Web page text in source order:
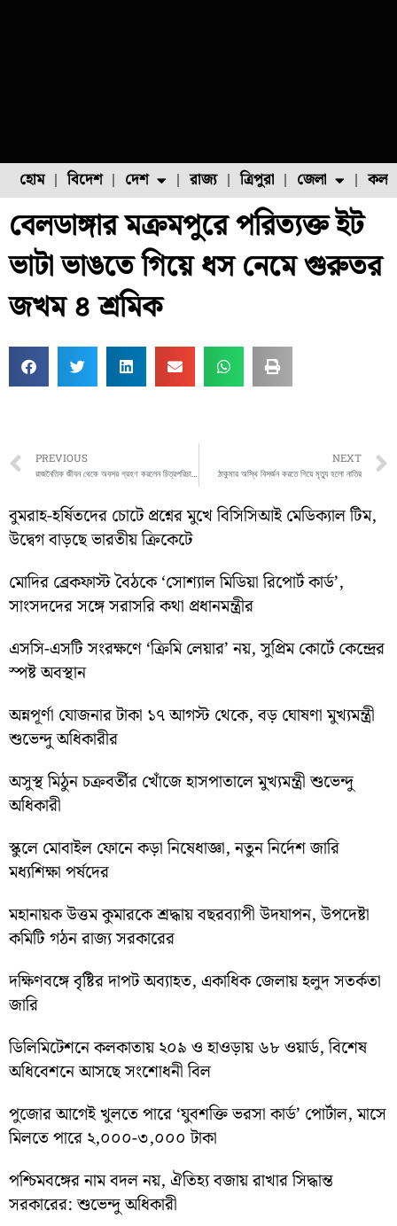
হোম বিদেশ দেশ
ফুল চাষ ফল চাষ মাছ চাষ পোল্ট্রি চাষ
রাজ্য ত্রিপুরা জেলা
উত্তর ২৪ পরগনা
বেলডাঙ্গার মক্রমপুরে পরিত্যক্ত ইট
ভাটা ভাঙতে গিয়ে ধস নেমে গুরুতর
জখম ৪ শ্রমিক
Prev
PREVIOUS
রাজনৈতিক জীবন থেকে অবসর গ্রহণ করলেন চিত্রপরিচালক ও বিশিষ্ট সমাজসেবী সন্তু সিনহা
NEXT
ঠাকুমার অস্থি বিসর্জন করতে গিয়ে মৃত্যু হলো নাতির
বুমরাহ-হর্ষিতদের চোটে প্রশ্নের মুখে বিসিসিআই মেডিক্যাল টিম,
উদ্বেগ বাড়ছে ভারতীয় ক্রিকেটে
মোদির ব্রেকফাস্ট বৈঠকে ‘সোশ্যাল মিডিয়া রিপোর্ট কার্ড’,
সাংসদদের সঙ্গে সরাসরি কথা প্রধানমন্ত্রীর
এসসি-এসটি সংরক্ষণে ‘ক্রিমি লেয়ার’ নয়, সুপ্রিম কোর্টে কেন্দ্রের
স্পষ্ট অবস্থান
অন্নপূর্ণা যোজনার টাকা ১৭ আগস্ট থেকে, বড় ঘোষণা মুখ্যমন্ত্রী
শুভেন্দু অধিকারীর
অসুস্থ মিঠুন চক্রবর্তীর খোঁজে হাসপাতালে মুখ্যমন্ত্রী শুভেন্দু
অধিকারী
স্কুলে মোবাইল ফোনে কড়া নিষেধাজ্ঞা, নতুন নির্দেশ জারি
মধ্যশিক্ষা পর্ষদের
মহানায়ক উত্তম কুমারকে শ্রদ্ধায় বছরব্যাপী উদযাপন, উপদেষ্টা
কমিটি গঠন রাজ্য সরকারের
দক্ষিণবঙ্গে বৃষ্টির দাপট অব্যাহত, একাধিক জেলায় হলুদ সতর্কতা
জারি
ডিলিমিটেশনে কলকাতায় ২০৯ ও হাওড়ায় ৬৮ ওয়ার্ড, বিশেষ
অধিবেশনে আসছে সংশোধনী বিল
পুজোর আগেই খুলতে পারে ‘যুবশক্তি ভরসা কার্ড’ পোর্টাল, মাসে
মিলতে পারে ২,০০০-৩,০০০ টাকা
পশ্চিমবঙ্গের নাম বদল নয়, ঐতিহ্য বজায় রাখার সিদ্ধান্ত
সরকারের: শুভেন্দু অধিকারী